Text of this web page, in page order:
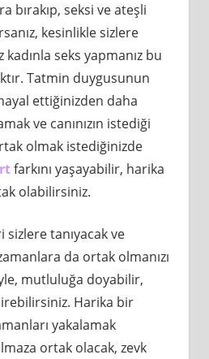
bırakıp, seksi ve ateşli
kesinlikle sizlere
kadınla seks yapmanız bu
Tatmin duygusunun
ettiğinizden daha
ve canınızın istediği
olmak istediğinizde
farkını yaşayabilir, harika
olabilirsiniz.
tanıyacak ve
da ortak olmanızı
mutluluğa doyabilir,
Harika bir
yakalamak
ortak olacak, zevk